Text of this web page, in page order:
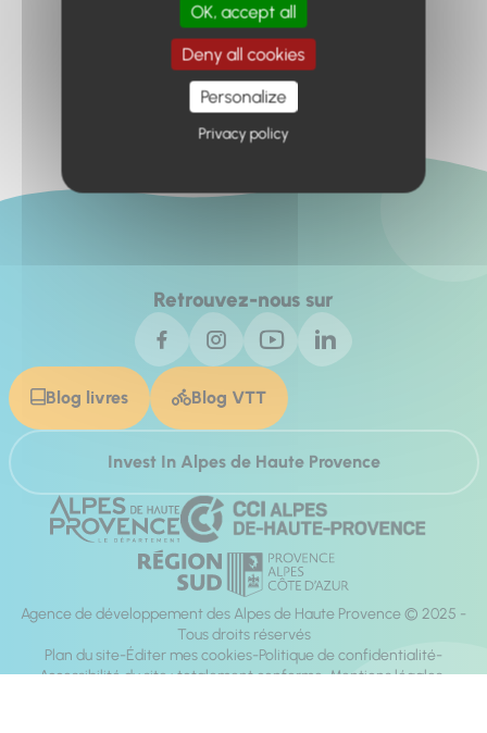
Retour à l'accueil
Retrouvez-nous sur
Blog livres Blog VTT
Invest In Alpes de Haute Provence
Agence de développement des Alpes de Haute Provence © 2025 -
Tous droits réservés
Plan du site Éditer mes cookies Politique de confidentialité
Accessibilité du site : totalement conforme Mentions légales
OK, accept all
Deny all cookies
Personalize
Privacy policy